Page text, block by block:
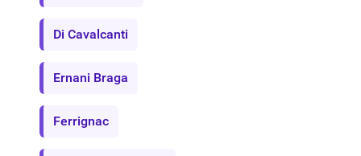
Di Cavalcanti
Ernani Braga
Ferrignac